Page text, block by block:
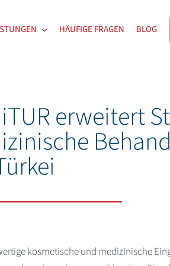
HÄUFIGE FRAGEN BLOG
erweitert
kosmetische und medizinische